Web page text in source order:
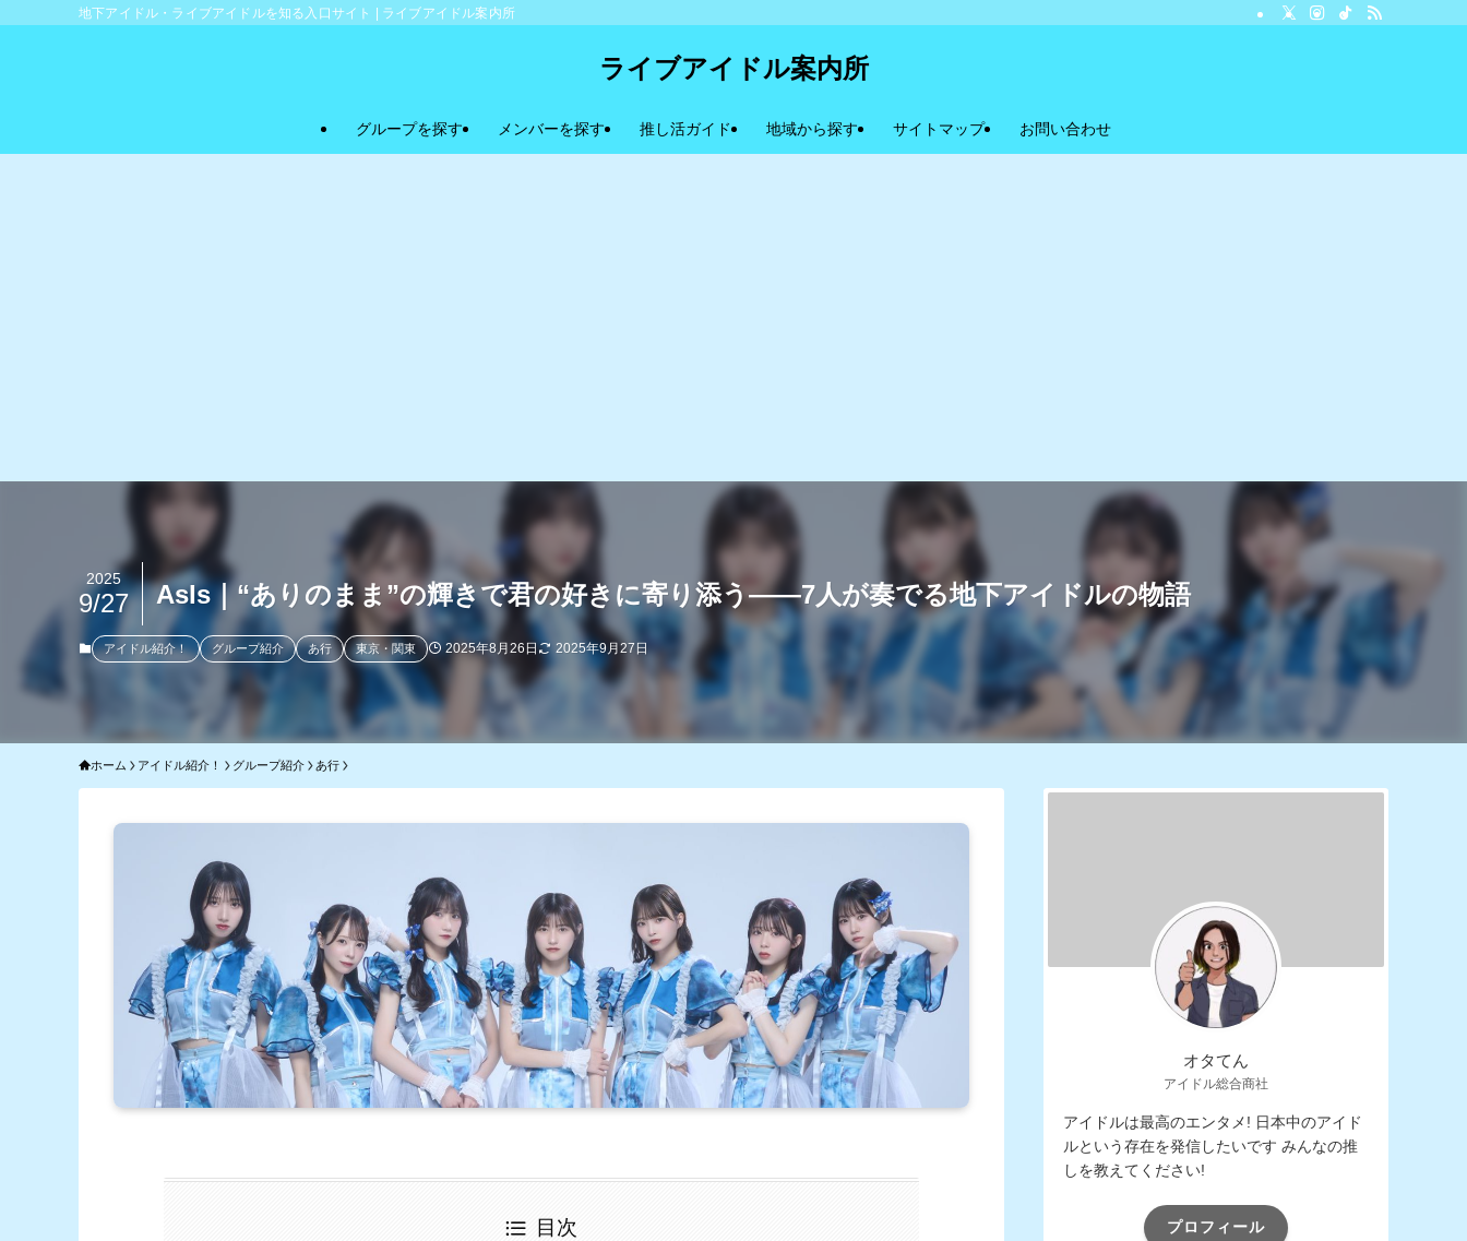
地下アイドル・ライブアイドルを知る入口サイト | ライブアイドル案内所
ライブアイドル案内所
グループを探す メンバーを探す 推し活ガイド 地域から探す サイトマップ お問い合わせ
AsIs｜“ありのまま”の輝きで君の好きに寄り添う――7人が奏でる地下アイドルの物語
2025
9/27
アイドル紹介！ グループ紹介 あ行 東京・関東 2025年8月26日 2025年9月27日
ホーム アイドル紹介！ グループ紹介 あ行
目次
オタてん
アイドル総合商社
アイドルは最高のエンタメ! 日本中のアイド
ルという存在を発信したいです みんなの推
しを教えてください!
プロフィール